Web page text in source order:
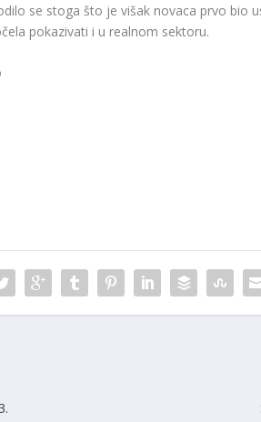
se stoga što je višak novaca prvo bio
pokazivati i u realnom sektoru.